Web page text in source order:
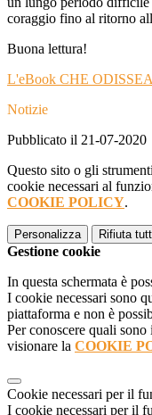
coraggio fino al ritorno
Buona lettura!
L'eBook CHE
Notizie
Pubblicato il 21-07-2020
Questo sito o gli
cookie necessari al
COOKIE POLICY.
Personalizza Rifiuta
Gestione cookie
In questa schermata è
I cookie necessari sono
piattaforma e non è
Per conoscere quali
visionare la COOKIE
Cookie necessari per il
I cookie necessari per il